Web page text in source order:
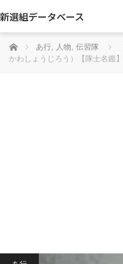
新選組データベース
ホーム あ行, 人物, 伝習隊
かわしょうじろう）【隊士名鑑】